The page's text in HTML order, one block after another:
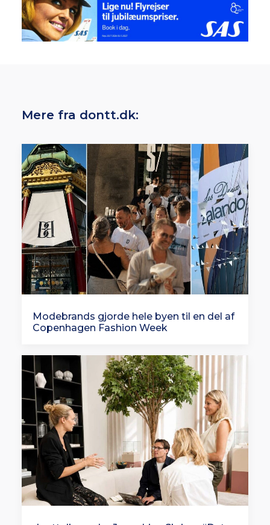
Mere fra dontt.dk:
Modebrands gjorde hele byen til en del af
Copenhagen Fashion Week